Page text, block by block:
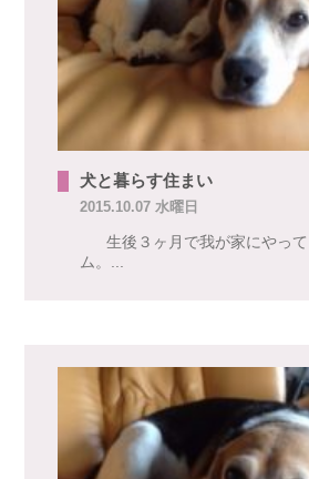
犬と暮らす住まい
2015.10.07 水曜日
生後３ヶ月で我が家にやって
ム。...